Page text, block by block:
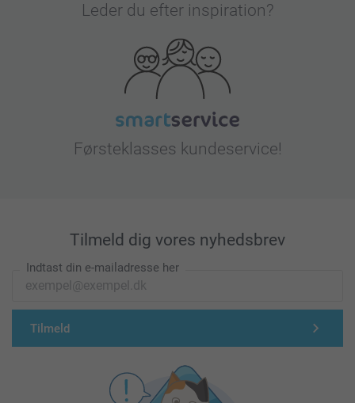
Leder du efter inspiration?
Førsteklasses kundeservice!
Tilmeld dig vores nyhedsbrev
Indtast din e-mailadresse her
Tilmeld